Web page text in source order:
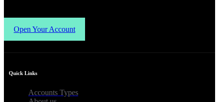
Open Your Account
Quick Links
Accounts Types